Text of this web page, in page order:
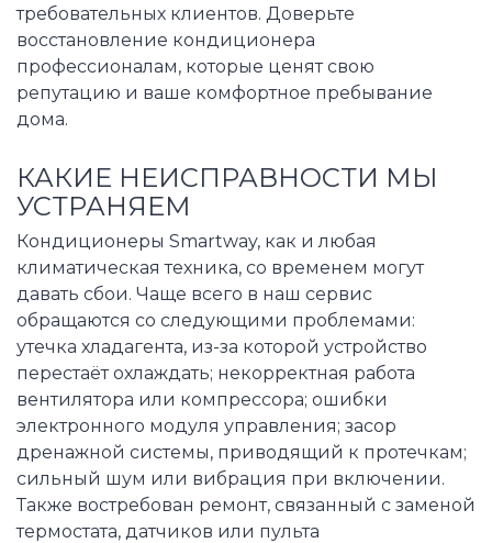
требовательных клиентов. Доверьте
восстановление кондиционера
профессионалам, которые ценят свою
репутацию и ваше комфортное пребывание
дома.
КАКИЕ НЕИСПРАВНОСТИ МЫ
УСТРАНЯЕМ
Кондиционеры Smartway, как и любая
климатическая техника, со временем могут
давать сбои. Чаще всего в наш сервис
обращаются со следующими проблемами:
утечка хладагента, из-за которой устройство
перестаёт охлаждать; некорректная работа
вентилятора или компрессора; ошибки
электронного модуля управления; засор
дренажной системы, приводящий к протечкам;
сильный шум или вибрация при включении.
Также востребован ремонт, связанный с заменой
термостата, датчиков или пульта